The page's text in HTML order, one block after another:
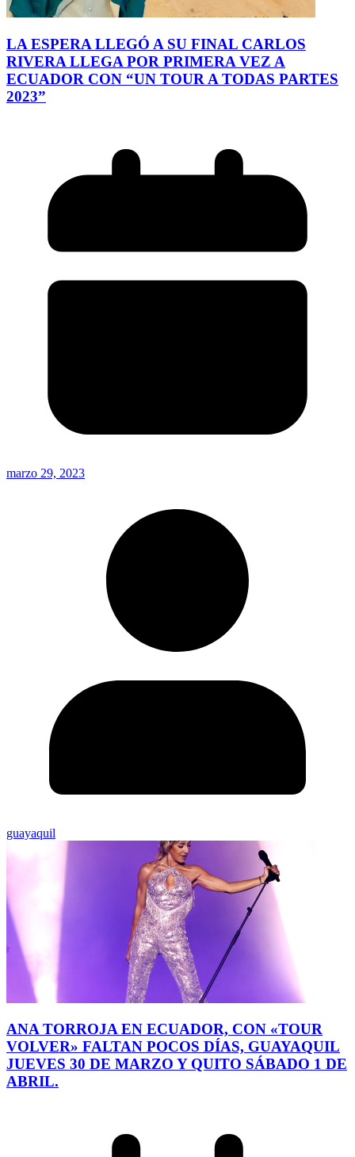
LA ESPERA LLEGÓ A SU FINAL CARLOS
RIVERA LLEGA POR PRIMERA VEZ A
ECUADOR CON “UN TOUR A TODAS PARTES
2023”
marzo 29, 2023
guayaquil
ANA TORROJA EN ECUADOR, CON «TOUR
VOLVER» FALTAN POCOS DÍAS, GUAYAQUIL
JUEVES 30 DE MARZO Y QUITO SÁBADO 1 DE
ABRIL.